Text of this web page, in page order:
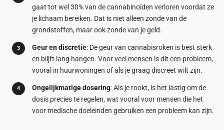
gaat tot wel 30% van de cannabinoïden verloren voordat ze
je lichaam bereiken. Dat is niet alleen zonde van de
grondstoffen, maar ook zonde van je geld.
Geur en discretie: De geur van cannabisroken is best sterk
en blijft lang hangen. Voor veel mensen is dit een probleem,
vooral in huurwoningen of als je graag discreet wilt zijn.
Ongelijkmatige dosering: Als je rookt, is het lastig om de
dosis precies te regelen, wat vooral voor mensen die het
voor medische doeleinden gebruiken een probleem kan zijn.